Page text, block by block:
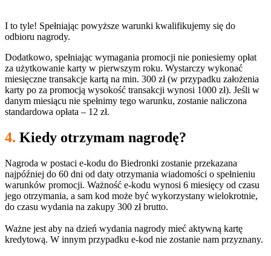
I to tyle! Spełniając powyższe warunki kwalifikujemy się do
odbioru nagrody.
Dodatkowo, spełniając wymagania promocji nie poniesiemy opłat
za użytkowanie karty w pierwszym roku. Wystarczy wykonać
miesięczne transakcje kartą na min. 300 zł (w przypadku założenia
karty po za promocją wysokość transakcji wynosi 1000 zł). Jeśli w
danym miesiącu nie spełnimy tego warunku, zostanie naliczona
standardowa opłata – 12 zł.
4. Kiedy otrzymam nagrodę?
Nagroda w postaci e-kodu do Biedronki zostanie przekazana
najpóźniej do 60 dni od daty otrzymania wiadomości o spełnieniu
warunków promocji. Ważność e-kodu wynosi 6 miesięcy od czasu
jego otrzymania, a sam kod może być wykorzystany wielokrotnie,
do czasu wydania na zakupy 300 zł brutto.
Ważne jest aby na dzień wydania nagrody mieć aktywną kartę
kredytową. W innym przypadku e-kod nie zostanie nam przyznany.